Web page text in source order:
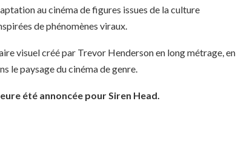
au cinéma de figures issues de la culture
de phénomènes viraux.
visuel créé par Trevor Henderson en long métrage, en
le paysage du cinéma de genre.
été annoncée pour Siren Head.